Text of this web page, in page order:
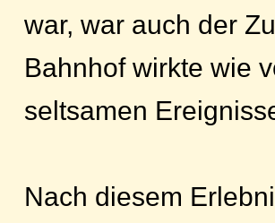
war, war auch der
Bahnhof wirkte wie
seltsamen
Nach diesem